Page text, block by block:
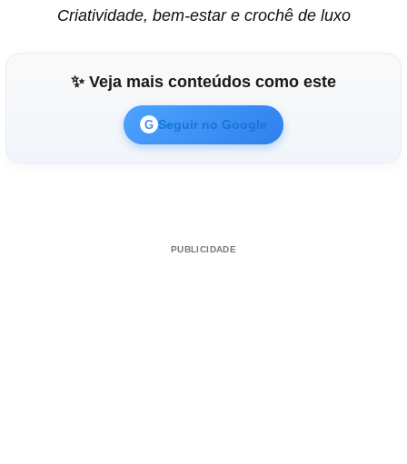
Criatividade, bem-estar e crochê de luxo
✨ Veja mais conteúdos como este
G Seguir no Google
PUBLICIDADE